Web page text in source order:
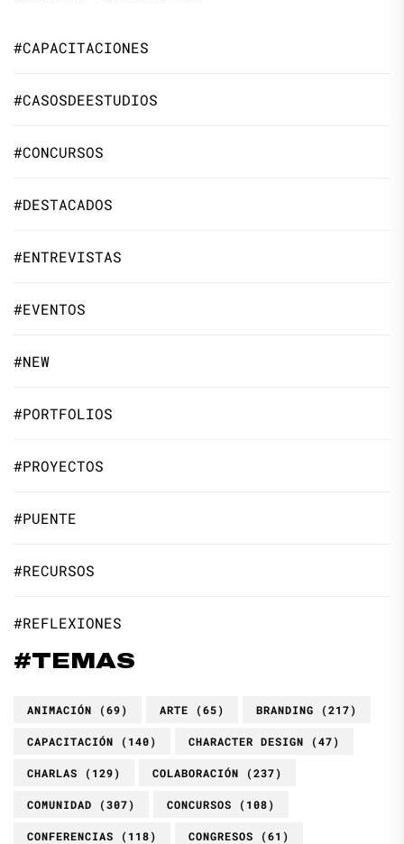
#CAPACITACIONES
#CASOSDEESTUDIOS
#CONCURSOS
#DESTACADOS
#ENTREVISTAS
#EVENTOS
#NEW
#PORTFOLIOS
#PROYECTOS
#PUENTE
#RECURSOS
#REFLEXIONES
#TEMAS
ANIMACIÓN (69) ARTE (65) BRANDING (217)
CAPACITACIÓN (140) CHARACTER DESIGN (47)
CHARLAS (129) COLABORACIÓN (237)
COMUNIDAD (307) CONCURSOS (108)
CONFERENCIAS (118) CONGRESOS (61)